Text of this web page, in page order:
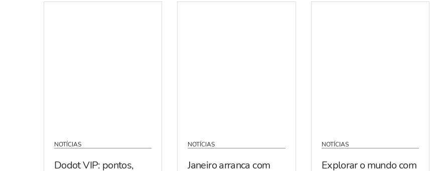
NOTÍCIAS
Dodot VIP: pontos,
NOTÍCIAS
Janeiro arranca com
NOTÍCIAS
Explorar o mundo com